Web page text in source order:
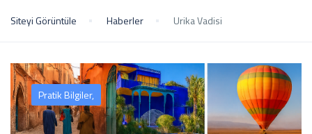
Siteyi Görüntüle Haberler Urika Vadisi
Pratik Bilgiler,